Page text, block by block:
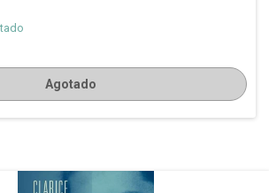
Agotado